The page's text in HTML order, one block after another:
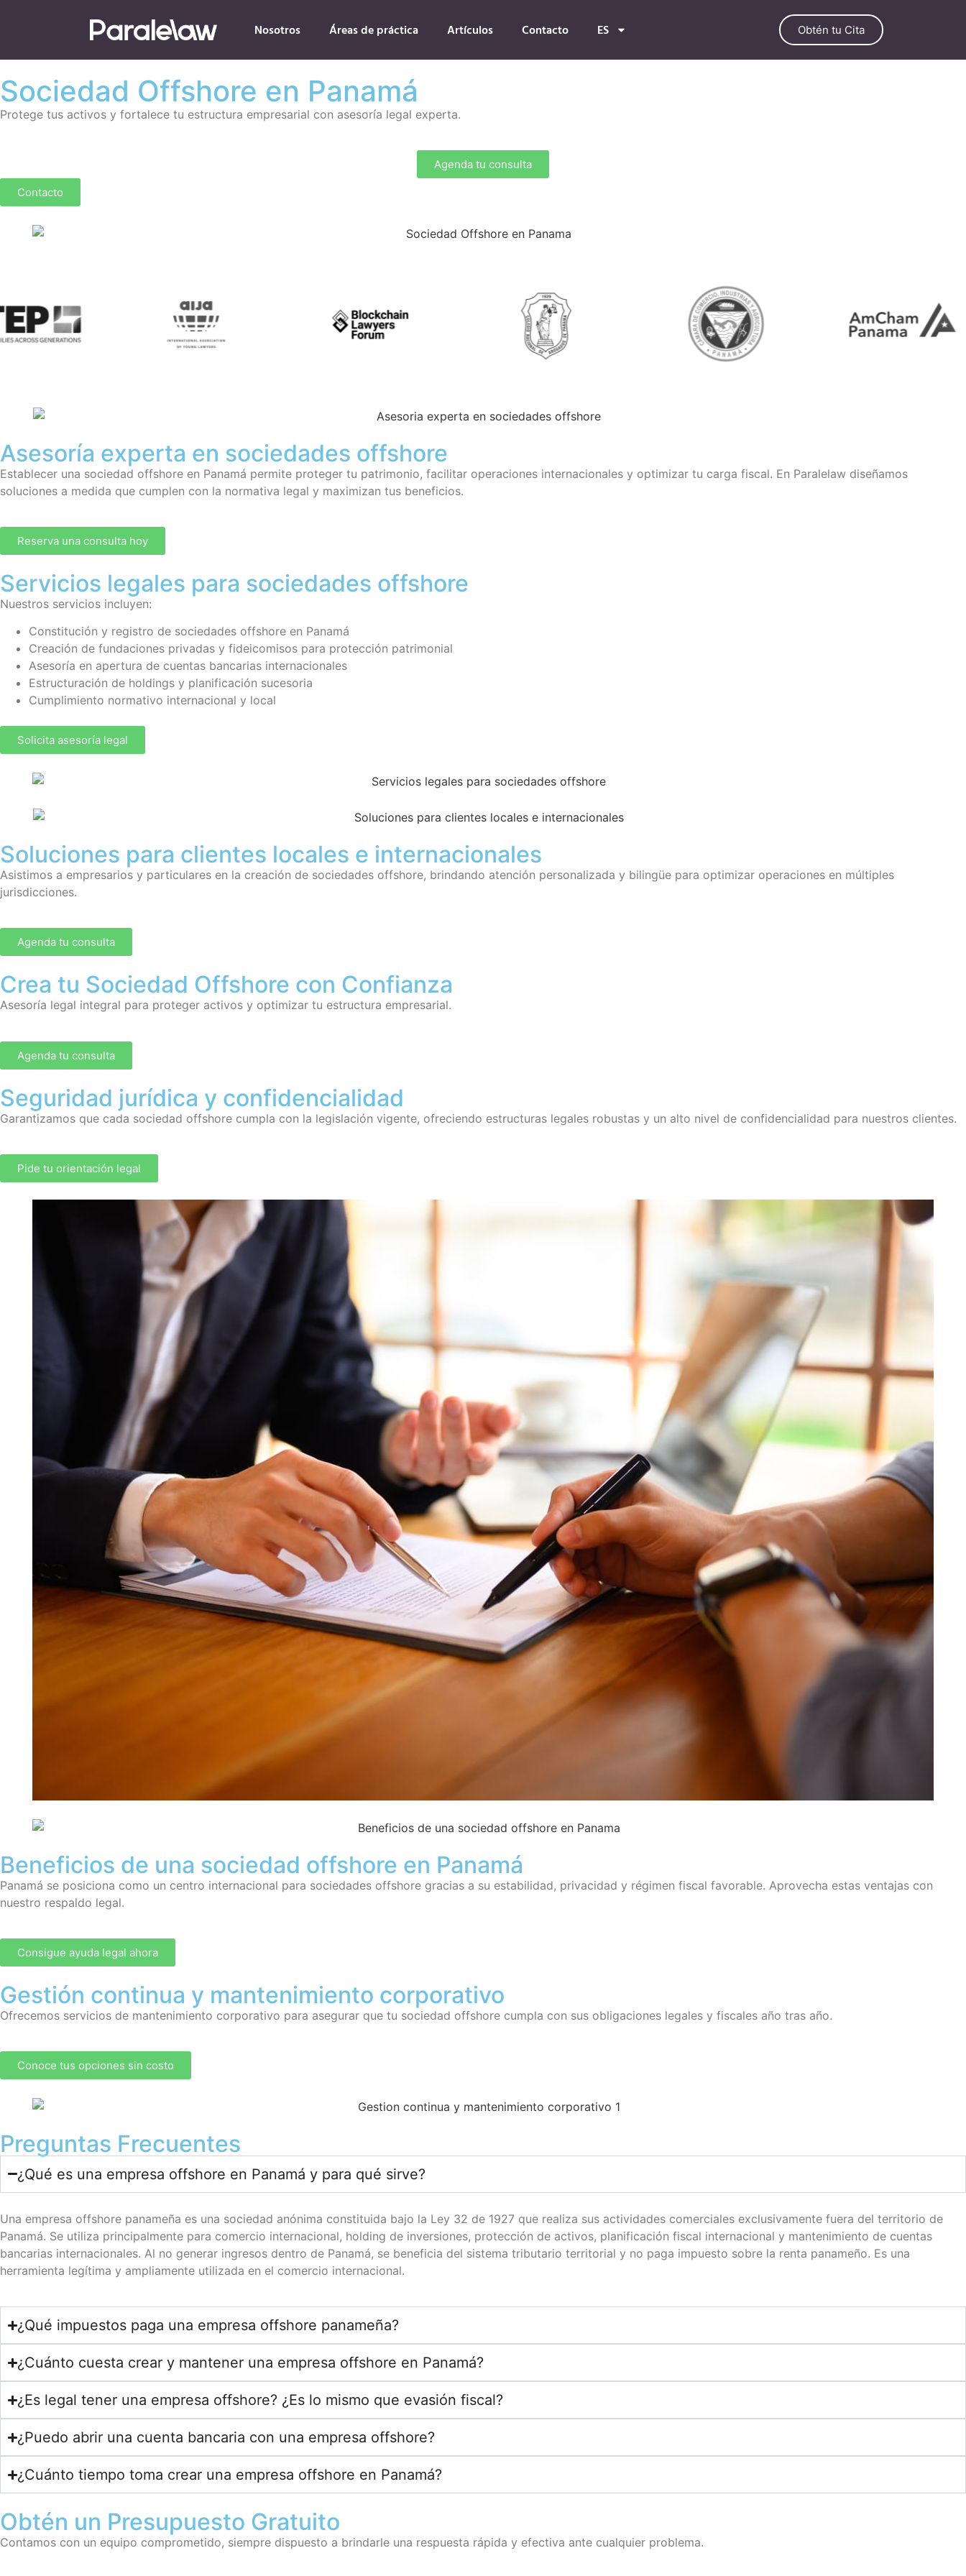
Nosotros Áreas de práctica Artículos Contacto ES Obtén tu Cita
Sociedad Offshore en Panamá
Protege tus activos y fortalece tu estructura empresarial con asesoría legal experta.
Agenda tu consulta
Contacto
Asesoría experta en sociedades offshore
Establecer una sociedad offshore en Panamá permite proteger tu patrimonio, facilitar operaciones internacionales y optimizar tu carga fiscal. En Paralelaw diseñamos
soluciones a medida que cumplen con la normativa legal y maximizan tus beneficios.
Reserva una consulta hoy
Servicios legales para sociedades offshore
Nuestros servicios incluyen:
Constitución y registro de sociedades offshore en Panamá
Creación de fundaciones privadas y fideicomisos para protección patrimonial
Asesoría en apertura de cuentas bancarias internacionales
Estructuración de holdings y planificación sucesoria
Cumplimiento normativo internacional y local
Solicita asesoría legal
Soluciones para clientes locales e internacionales
Asistimos a empresarios y particulares en la creación de sociedades offshore, brindando atención personalizada y bilingüe para optimizar operaciones en múltiples
jurisdicciones.
Agenda tu consulta
Crea tu Sociedad Offshore con Confianza
Asesoría legal integral para proteger activos y optimizar tu estructura empresarial.
Agenda tu consulta
Seguridad jurídica y confidencialidad
Garantizamos que cada sociedad offshore cumpla con la legislación vigente, ofreciendo estructuras legales robustas y un alto nivel de confidencialidad para nuestros clientes.
Pide tu orientación legal
Beneficios de una sociedad offshore en Panamá
Panamá se posiciona como un centro internacional para sociedades offshore gracias a su estabilidad, privacidad y régimen fiscal favorable. Aprovecha estas ventajas con
nuestro respaldo legal.
Consigue ayuda legal ahora
Gestión continua y mantenimiento corporativo
Ofrecemos servicios de mantenimiento corporativo para asegurar que tu sociedad offshore cumpla con sus obligaciones legales y fiscales año tras año.
Conoce tus opciones sin costo
Preguntas Frecuentes
¿Qué es una empresa offshore en Panamá y para qué sirve?
Una empresa offshore panameña es una sociedad anónima constituida bajo la Ley 32 de 1927 que realiza sus actividades comerciales exclusivamente fuera del territorio de
Panamá. Se utiliza principalmente para comercio internacional, holding de inversiones, protección de activos, planificación fiscal internacional y mantenimiento de cuentas
bancarias internacionales. Al no generar ingresos dentro de Panamá, se beneficia del sistema tributario territorial y no paga impuesto sobre la renta panameño. Es una
herramienta legítima y ampliamente utilizada en el comercio internacional.
¿Qué impuestos paga una empresa offshore panameña?
¿Cuánto cuesta crear y mantener una empresa offshore en Panamá?
¿Es legal tener una empresa offshore? ¿Es lo mismo que evasión fiscal?
¿Puedo abrir una cuenta bancaria con una empresa offshore?
¿Cuánto tiempo toma crear una empresa offshore en Panamá?
Obtén un Presupuesto Gratuito
Contamos con un equipo comprometido, siempre dispuesto a brindarle una respuesta rápida y efectiva ante cualquier problema.